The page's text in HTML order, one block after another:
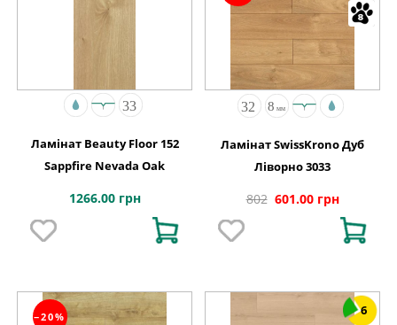
Ламінат Beauty Floor 152
Sappfire Nevada Oak
1266.00 грн
Ламінат SwissKrono Дуб
Ліворно 3033
802 601.00 грн
−20% 6